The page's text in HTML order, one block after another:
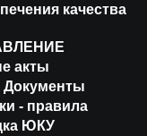
качества
акты
Документы
- правила
ЮКУ